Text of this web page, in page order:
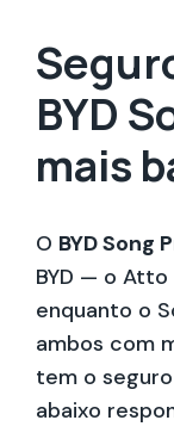
BYD
mais
O BYD Song
BYD — o
enquanto o
ambos com
tem o
abaixo